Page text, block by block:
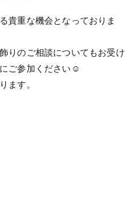
貴重な機会となっておりま
りのご相談についてもお受け
ご参加ください☺️
ます。